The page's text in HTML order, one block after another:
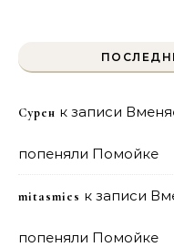
Сурен к записи
попеняли Помойке
mitasmies к записи
попеняли Помойке